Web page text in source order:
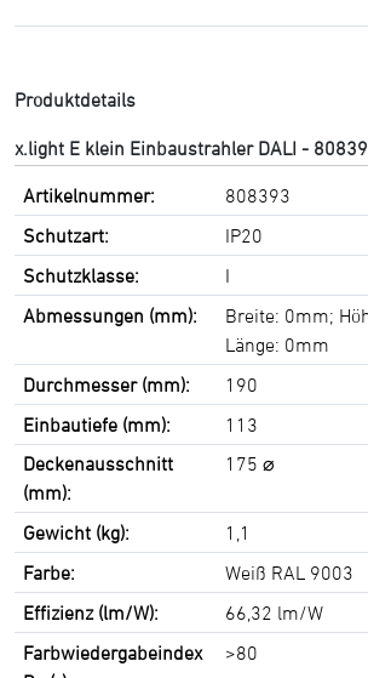
Produktdetails
x.light E klein Einbaustrahler DALI -
Artikelnummer:
808393
Schutzart:
IP20
Schutzklasse:
I
Abmessungen (mm):
Breite: 0mm;
Länge: 0mm
Durchmesser (mm):
190
Einbautiefe (mm):
113
Deckenausschnitt
(mm):
175 ⌀
Gewicht (kg):
1,1
Farbe:
Weiß RAL 9003
Effizienz (lm/W):
66,32 lm/W
Farbwiedergabeindex
>80